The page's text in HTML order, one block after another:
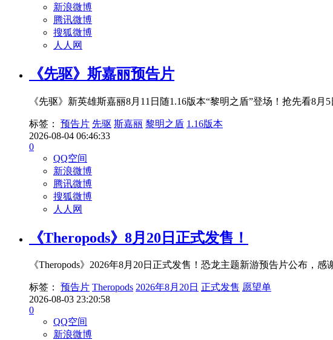
新浪微博
腾讯微博
搜狐微博
人人网
《先驱》斯嘉丽预告片
《先驱》新英雄斯嘉丽8月11日随1.16版本“黎明之盾”登场！抢先看8月
标签： 预告片 先驱 斯嘉丽 黎明之盾 1.16版本
2026-08-04 06:46:33
0
QQ空间
新浪微博
腾讯微博
搜狐微博
人人网
《Theropods》8月20日正式发售！
《Theropods》2026年8月20日正式发售！恐龙主题新游预告片公布，
标签： 预告片 Theropods 2026年8月20日 正式发售 愿望单
2026-08-03 23:20:58
0
QQ空间
新浪微博